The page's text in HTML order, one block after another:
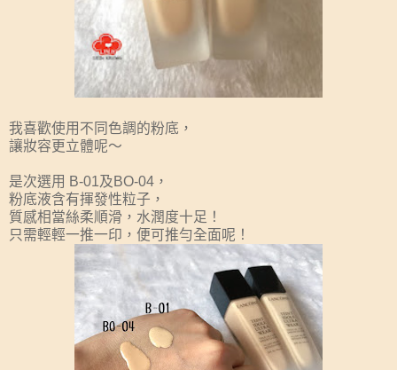
我喜歡使用不同色調的粉底，
讓妝容更立體呢～
是次選用 B-01及BO-04，
粉底液含有揮發性粒子，
質感相當絲柔順滑，水潤度十足！
只需輕輕一推一印，便可推勻全面呢！